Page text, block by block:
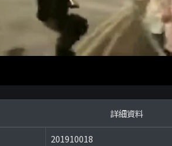
詳細資料
201910018